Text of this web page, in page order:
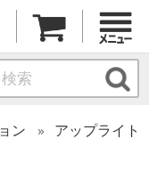
ン
アップライト